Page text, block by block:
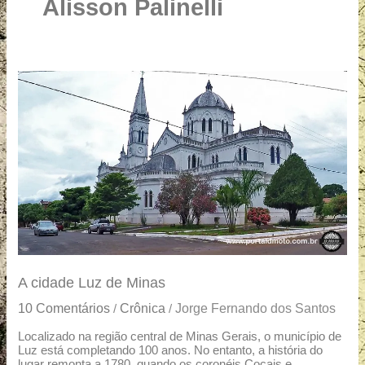
e
Alisson Palinelli
A cidade Luz de Minas
10 Comentários / Crônica /Jorge Fernando dos Santos
Localizado na região central de Minas Gerais, o município de
Luz está completando 100 anos. No entanto, a história do
A
Luz
Minas